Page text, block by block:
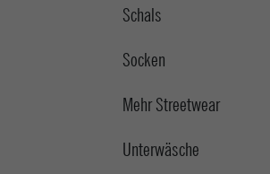
Schals
Socken
Mehr Streetwear
Unterwäsche